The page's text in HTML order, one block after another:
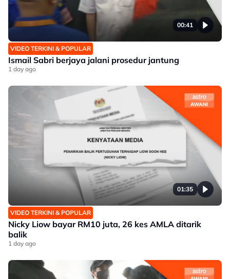
00:41
VIDEO TERKINI & POPULAR
Ismail Sabri berjaya jalani prosedur jantung
1 day ago
01:35
VIDEO TERKINI & POPULAR
Nicky Liow bayar RM10 juta, 26 kes AMLA ditarik
balik
1 day ago